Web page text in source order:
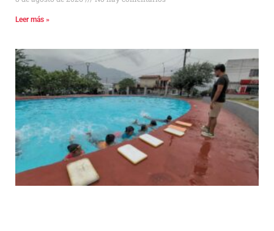
Leer más »